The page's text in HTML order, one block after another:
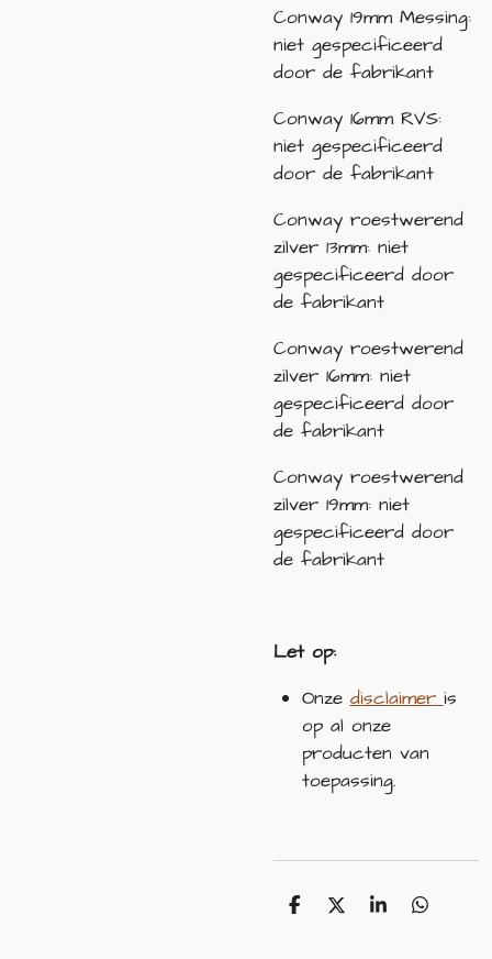
Conway 19mm Messing:
niet gespecificeerd
door de fabrikant
Conway 16mm RVS:
niet gespecificeerd
door de fabrikant
Conway roestwerend
zilver 13mm: niet
gespecificeerd door
de fabrikant
Conway roestwerend
zilver 16mm: niet
gespecificeerd door
de fabrikant
Conway roestwerend
zilver 19mm: niet
gespecificeerd door
de fabrikant
Let op:
Onze disclaimer is
op al onze
producten van
toepassing.
D
D
S
D